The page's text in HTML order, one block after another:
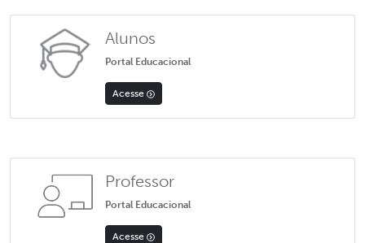
Alunos
Portal Educacional
Acesse
Professor
Portal Educacional
Acesse